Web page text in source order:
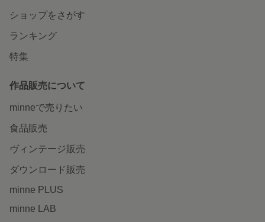
ショップをさがす
ランキング
特集
作品販売について
minneで売りたい
食品販売
ヴィンテージ販売
ダウンロード販売
minne PLUS
minne LAB